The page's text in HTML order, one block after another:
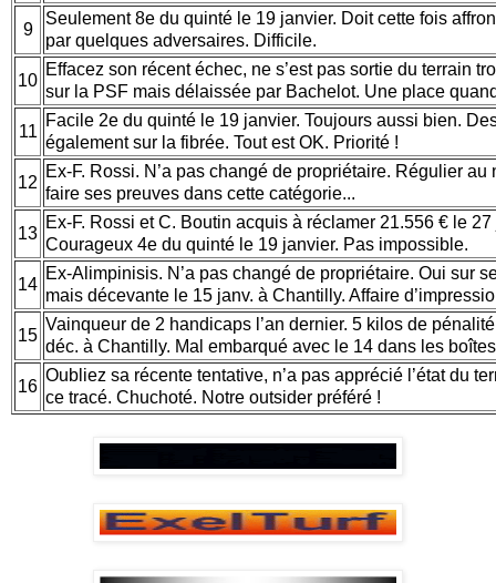
9
Seulement 8e du quinté le 19 janvier. Doit cette fois
par quelques adversaires. Difficile.
10
Effacez son récent échec, ne s’est pas sortie du terrain
sur la PSF mais délaissée par Bachelot. Une place
11
Facile 2e du quinté le 19 janvier. Toujours aussi bien.
également sur la fibrée. Tout est OK. Priorité !
12
Ex-F. Rossi. N’a pas changé de propriétaire. Régulier au
faire ses preuves dans cette catégorie...
13
Ex-F. Rossi et C. Boutin acquis à réclamer 21.556 € le
Courageux 4e du quinté le 19 janvier. Pas impossible.
14
Ex-Alimpinisis. N’a pas changé de propriétaire. Oui sur
mais décevante le 15 janv. à Chantilly. Affaire
15
Vainqueur de 2 handicaps l’an dernier. 5 kilos de
déc. à Chantilly. Mal embarqué avec le 14 dans les
16
Oubliez sa récente tentative, n’a pas apprécié l’état du
ce tracé. Chuchoté. Notre outsider préféré !